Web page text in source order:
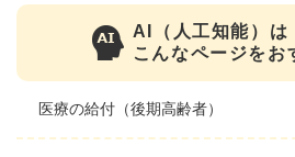
AI（人工知能）は
こんなページをお
医療の給付（後期高齢者）